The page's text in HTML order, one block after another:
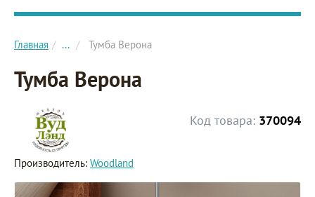
Главное меню сайта
Главная ... Тумба Верона
Тумба Верона
Код товара: 370094
Производитель: Woodland